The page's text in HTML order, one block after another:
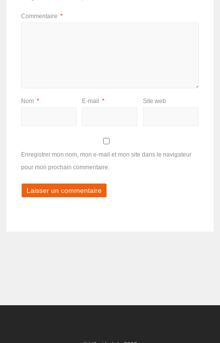
Commentaire *
Nom * E-mail * Site web
Enregistrer mon nom, mon e-mail et mon site dans le navigateur
pour mon prochain commentaire.